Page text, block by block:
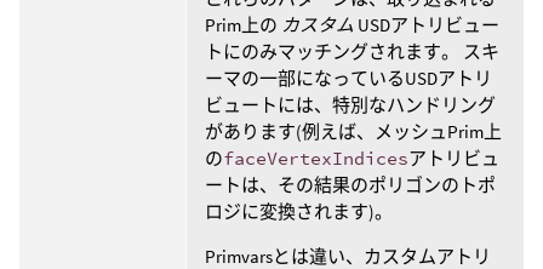
Prim上の カスタム USDアトリビュー
トにのみマッチングされます。 スキ
ーマの一部になっているUSDアトリ
ビュートには、特別なハンドリング
があります(例えば、メッシュPrim上
のfaceVertexIndicesアトリビュ
ートは、その結果のポリゴンのトポ
ロジに変換されます)。
Primvarsとは違い、カスタムアトリ